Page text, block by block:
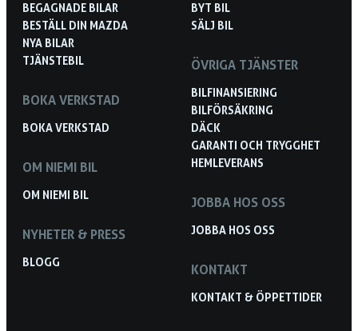
BEGAGNADE BILAR
BESTÄLL DIN MAZDA
NYA BILAR
TJÄNSTEBIL
BOKA VERKSTAD
BOKA VERKSTAD
OM NIEMI BIL
OM NIEMI BIL
NYHETER & PRESS
BLOGG
BYT BIL
SÄLJ BIL
ÖVRIGA TJÄNSTER
BILFINANSIERING
BILFÖRSÄKRING
DÄCK
GARANTI OCH TRYGGHET
HEMLEVERANS
JOBBA HOS OSS
JOBBA HOS OSS
KONTAKT
KONTAKT & ÖPPETTIDER